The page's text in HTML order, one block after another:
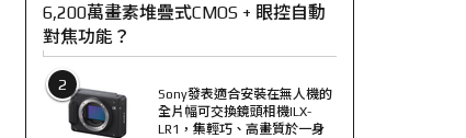
6,200萬畫素堆疊式CMOS + 眼控自動
對焦功能？
2
Sony發表適合安裝在無人機的
全片幅可交換鏡頭相機ILX-
LR1，集輕巧、高畫質於一身